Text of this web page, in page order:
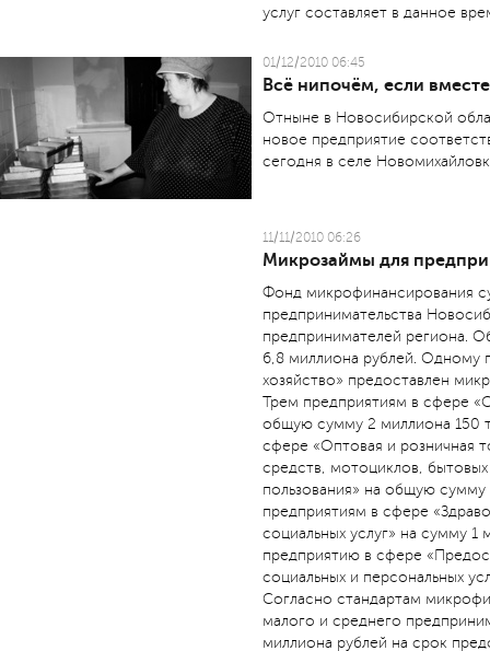
услуг составляет в данное
01/12/2010 06:45
Всё нипочём, если
Отныне в Новосибирской
новое предприятие
сегодня в селе
11/11/2010 06:26
Микрозаймы для
Фонд микрофинансирования
предпринимательства
предпринимателей региона.
6,8 миллиона рублей. Одному
хозяйство» предоставлен
Трем предприятиям в сфере
общую сумму 2 миллиона 150
сфере «Оптовая и розничная
средств, мотоциклов,
пользования» на общую
предприятиям в сфере
социальных услуг» на сумму
предприятию в сфере
социальных и персональных
Согласно стандартам
малого и среднего
миллиона рублей на срок